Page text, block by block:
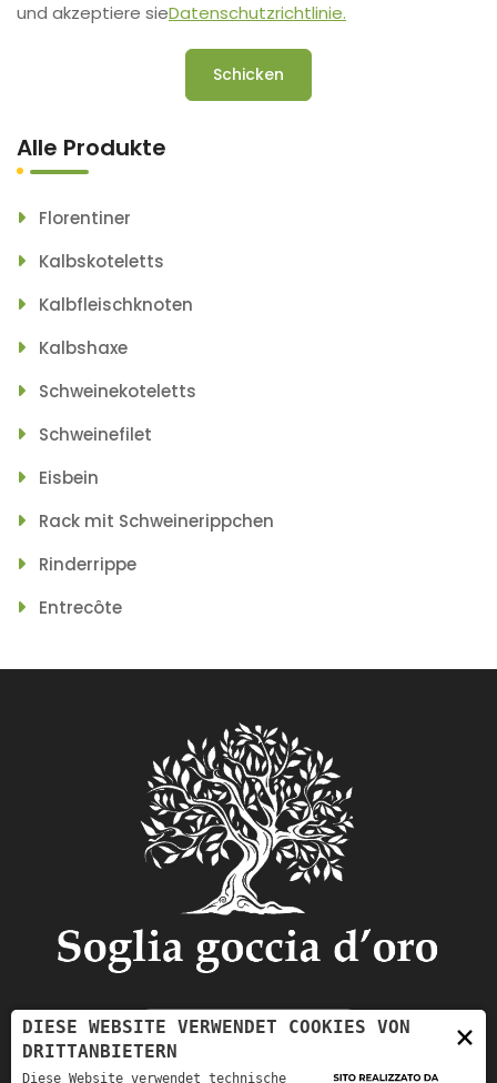
und akzeptiere sieDatenschutzrichtlinie.
Schicken
Alle Produkte
Florentiner
Kalbskoteletts
Kalbfleischknoten
Kalbshaxe
Schweinekoteletts
Schweinefilet
Eisbein
Rack mit Schweinerippchen
Rinderrippe
Entrecôte
×
DIESE WEBSITE VERWENDET COOKIES VON
DRITTANBIETERN
Diese Website verwendet technische